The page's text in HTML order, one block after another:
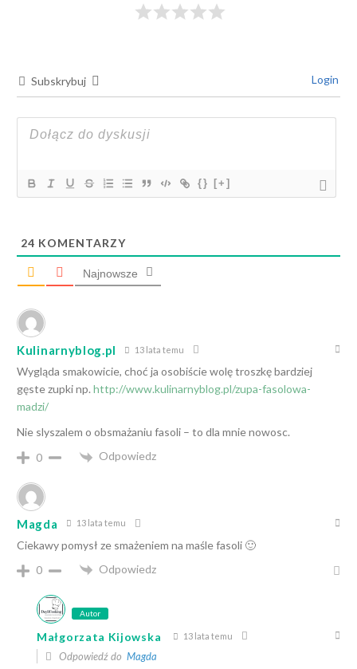
Subskrybuj Login
{} [+]
24 KOMENTARZY
Najnowsze
Kulinarnyblog.pl 13 lata temu
Wygląda smakowicie, choć ja osobiście wolę troszkę bardziej
gęste zupki np. http://www.kulinarnyblog.pl/zupa-fasolowa-
madzi/
Nie slyszalem o obsmażaniu fasoli – to dla mnie nowosc.
0
Odpowiedz
Magda 13 lata temu
Ciekawy pomysł ze smażeniem na maśle fasoli 🙂
0
Odpowiedz
Autor
Małgorzata Kijowska 13 lata temu
Odpowiedź do Magda